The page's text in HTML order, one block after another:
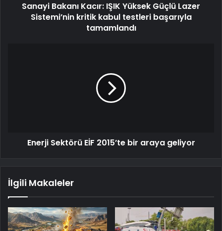
Sanayi Bakanı Kacır: IŞIK Yüksek Güçlü Lazer
Sistemi’nin kritik kabul testleri başarıyla
tamamlandı
Enerji Sektörü EİF 2015’te bir araya geliyor
İlgili Makaleler